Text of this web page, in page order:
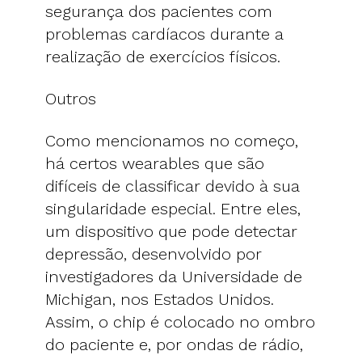
segurança dos pacientes com
problemas cardíacos durante a
realização de exercícios físicos.
Outros
Como mencionamos no começo,
há certos wearables que são
difíceis de classificar devido à sua
singularidade especial. Entre eles,
um dispositivo que pode detectar
depressão, desenvolvido por
investigadores da Universidade de
Michigan, nos Estados Unidos.
Assim, o chip é colocado no ombro
do paciente e, por ondas de rádio,